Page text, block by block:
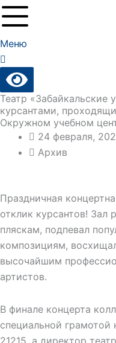
Меню
Театр «Забайкальские
курсантами,
Окружном учебном
24 февраля,
Архив
Праздничная
отклик курсантов! Зал
пляскам, подпевал
композициям,
высочайшим
артистов.
В финале концерта
специальной
21215, а директор